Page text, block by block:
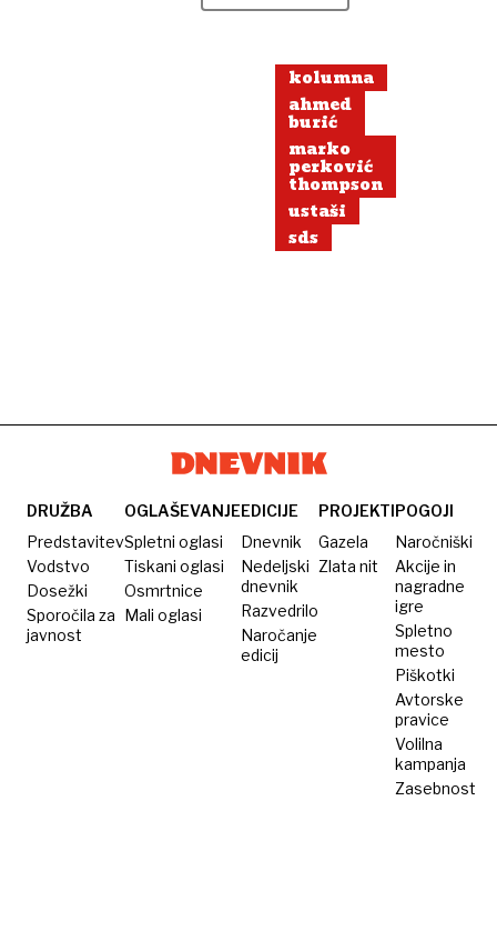
kolumna
ahmed
burić
marko
perković
thompson
ustaši
sds
DRUŽBA
Predstavitev
Vodstvo
Dosežki
Sporočila za
javnost
OGLAŠEVANJE
Spletni oglasi
Tiskani oglasi
Osmrtnice
Mali oglasi
EDICIJE
Dnevnik
Nedeljski
dnevnik
Razvedrilo
Naročanje
edicij
PROJEKTI
Gazela
Zlata nit
POGOJI
Naročniški
Akcije in
nagradne
igre
Spletno
mesto
Piškotki
Avtorske
pravice
Volilna
kampanja
Zasebnost